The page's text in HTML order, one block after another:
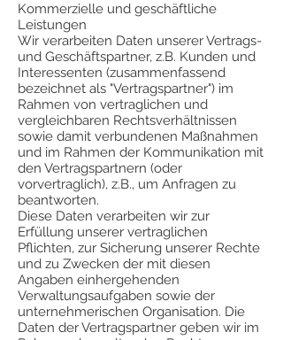
Kommerzielle und geschäftliche
Leistungen
Wir verarbeiten Daten unserer Vertrags-
und Geschäftspartner, z.B. Kunden und
Interessenten (zusammenfassend
bezeichnet als "Vertragspartner") im
Rahmen von vertraglichen und
vergleichbaren Rechtsverhältnissen
sowie damit verbundenen Maßnahmen
und im Rahmen der Kommunikation mit
den Vertragspartnern (oder
vorvertraglich), z.B., um Anfragen zu
beantworten.
Diese Daten verarbeiten wir zur
Erfüllung unserer vertraglichen
Pflichten, zur Sicherung unserer Rechte
und zu Zwecken der mit diesen
Angaben einhergehenden
Verwaltungsaufgaben sowie der
unternehmerischen Organisation. Die
Daten der Vertragspartner geben wir im